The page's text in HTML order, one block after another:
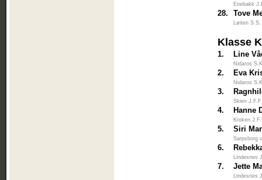
Enebakk
28. Tove
Løiten S.S.
Klasse
1. Line
Nidaros
2. Eva
Nidaros
3.
Skien J.F.F
4. Hanne
Kroken
5. Siri
Sarpsborg
6.
Lindesnes
7. Jette
Lindesnes